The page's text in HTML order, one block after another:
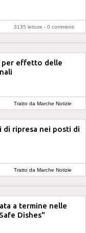
3135 letture - 0 commenti
per effetto delle
Tratto da Marche Notizie
di ripresa nei posti di
Tratto da Marche Notizie
a termine nelle
Dishes"